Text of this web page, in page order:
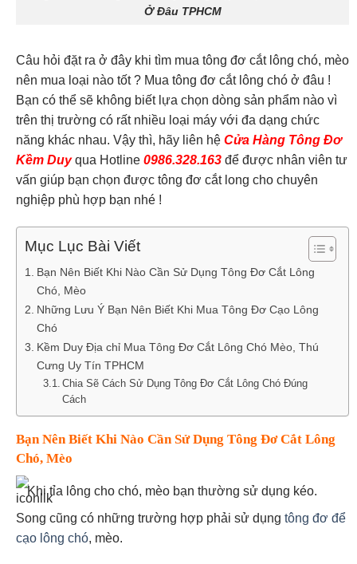
Ở Đâu TPHCM
Câu hỏi đặt ra ở đây khi tìm mua tông đơ cắt lông chó, mèo
nên mua loại nào tốt ? Mua tông đơ cắt lông chó ở đâu !
Bạn có thể sẽ không biết lựa chọn dòng sản phẩm nào vì
trên thị trường có rất nhiều loại máy với đa dạng chức
năng khác nhau. Vậy thì, hãy liên hệ Cửa Hàng Tông Đơ
Kềm Duyqua Hotline 0986.328.163 để được nhân viên tư
vấn giúp bạn chọn được tông đơ cắt long cho chuyên
nghiệp phù hợp bạn nhé !
Mục Lục Bài Viết
Bạn Nên Biết Khi Nào Cần Sử Dụng Tông Đơ Cắt Lông
Chó, Mèo
Những Lưu Ý Bạn Nên Biết Khi Mua Tông Đơ Cạo Lông
Chó
Kềm Duy Địa chỉ Mua Tông Đơ Cắt Lông Chó Mèo, Thú
Cưng Uy Tín TPHCM
Chia Sẽ Cách Sử Dụng Tông Đơ Cắt Lông Chó Đúng
Cách
Bạn Nên Biết Khi Nào Cần Sử Dụng Tông Đơ Cắt Lông
Chó, Mèo
Khi tỉa lông cho chó, mèo bạn thường sử dụng kéo.
Song cũng có những trường hợp phải sử dụng tông đơ để
cạo lông chó, mèo.